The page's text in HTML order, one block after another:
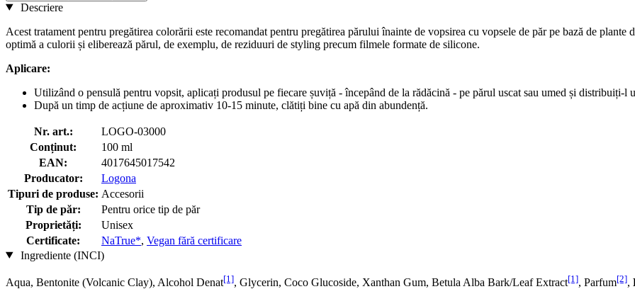
Descriere
Acest tratament pentru pregătirea colorării este recomandat pentru pregătirea părului înainte de vopsirea cu vopsele de păr pe bază de
optimă a culorii și eliberează părul, de exemplu, de reziduuri de styling precum filmele formate de silicone.
Aplicare:
Utilizând o pensulă pentru vopsit, aplicați produsul pe fiecare șuviță - începând de la rădăcină - pe părul uscat sau umed și distribuiți-l
După un timp de acțiune de aproximativ 10-15 minute, clătiți bine cu apă din abundență.
Nr. art.:
LOGO-03000
Conținut:
100 ml
EAN:
4017645017542
Producator:
Logona
Tipuri de produse: Accesorii
Tip de păr:
Pentru orice tip de păr
Proprietăți:
Unisex
Certificate:
NaTrue*, Vegan fără certificare
Ingrediente (INCI)
Aqua, Bentonite (Volcanic Clay), Alcohol Denat[1], Glycerin, Coco Glucoside, Xanthan Gum, Betula Alba Bark/Leaf Extract[1], Parfum[2],